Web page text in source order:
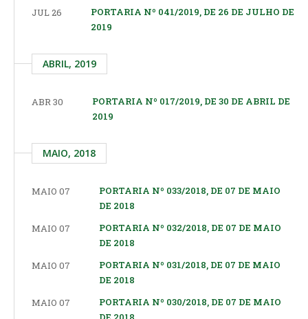
JUL 26
PORTARIA Nº 041/2019, DE 26 DE JULHO DE
2019
ABRIL, 2019
ABR 30
PORTARIA Nº 017/2019, DE 30 DE ABRIL DE
2019
MAIO, 2018
MAIO 07
PORTARIA Nº 033/2018, DE 07 DE MAIO
DE 2018
MAIO 07
PORTARIA Nº 032/2018, DE 07 DE MAIO
DE 2018
MAIO 07
PORTARIA Nº 031/2018, DE 07 DE MAIO
DE 2018
MAIO 07
PORTARIA Nº 030/2018, DE 07 DE MAIO